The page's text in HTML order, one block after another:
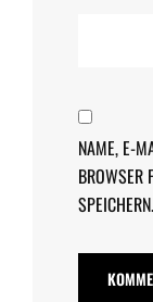
NAME, E-
BROWSER
SPEICHERN.